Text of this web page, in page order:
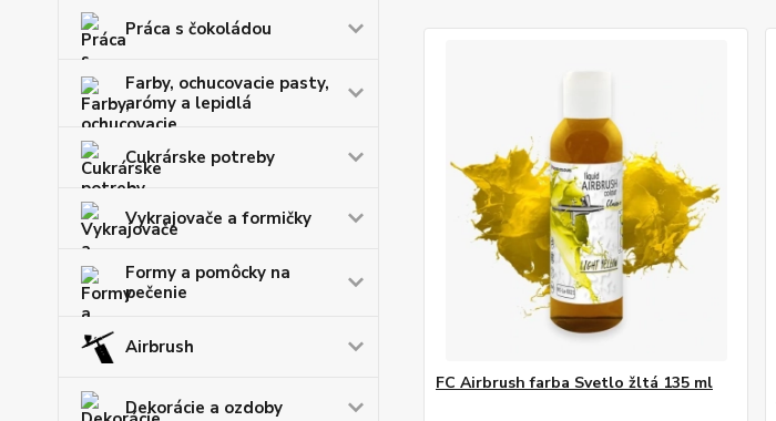
Práca s čokoládou
Farby, ochucovacie pasty,
arómy a lepidlá
Cukrárske potreby
Vykrajovače a formičky
Formy a pomôcky na
pečenie
Airbrush
Dekorácie a ozdoby
FC Airbrush farba Svetlo žltá 135 ml